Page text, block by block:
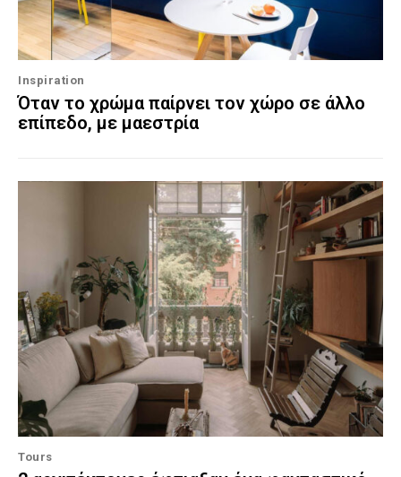
Inspiration
Όταν το χρώμα παίρνει τον χώρο σε άλλο
επίπεδο, με μαεστρία
Tours